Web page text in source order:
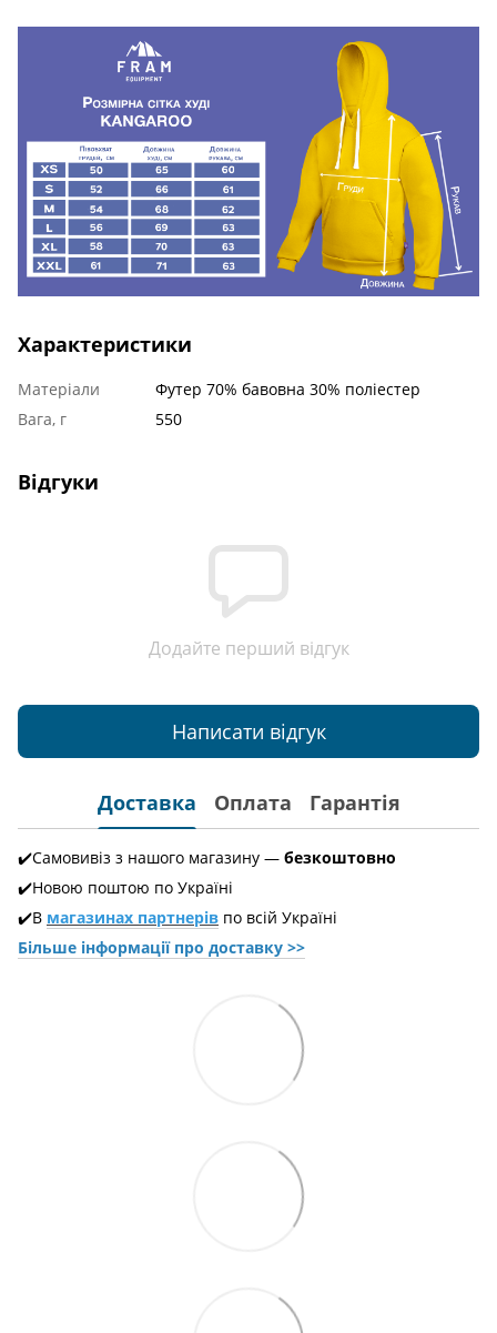
Характеристики
Матеріали
Футер 70% бавовна 30% поліестер
Вага, г
550
Відгуки
Додайте перший відгук
Написати відгук
Доставка Оплата Гарантія
✔️Самовивіз з нашого магазину — безкоштовно
✔️Новою поштою по Україні
✔️В магазинах партнерів по всій Україні
Більше інформації про доставкy >>